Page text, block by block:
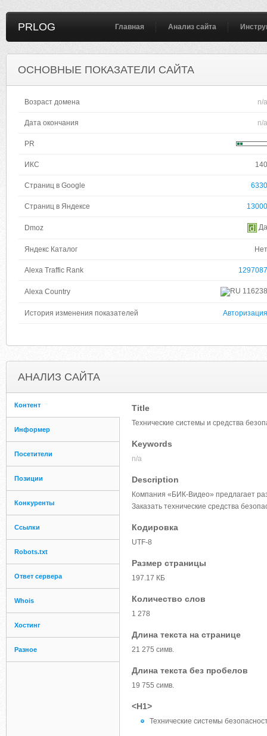
PRLOG Главная Анализ сайта
ОСНОВНЫЕ ПОКАЗАТЕЛИ САЙТА
Возраст домена n/a
Дата окончания n/a
PR
ИКС 140
Страниц в Google 6330
Страниц в Яндексе 13000
Dmoz Да
Яндекс Каталог Нет
Alexa Traffic Rank 1297087
Alexa Country 116238
История изменения показателей Авторизация
АНАЛИЗ САЙТА
Контент
Информер
Посетители
Позиции
Конкуренты
Ссылки
Robots.txt
Ответ сервера
Whois
Хостинг
Разное
Title
Технические системы и средства
Keywords
n/a
Description
Компания «БИК-Видео» предлагает
Заказать технические средства
Кодировка
UTF-8
Размер страницы
197.17 КБ
Количество слов
1 278
Длина текста на странице
21 275 симв.
Длина текста без пробелов
19 755 симв.
<H1>
Технические системы